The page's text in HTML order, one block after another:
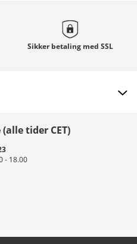
Sikker betaling med SSL
Italien (Deutsch)
tider CET)
- 18.00